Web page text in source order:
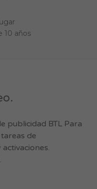
10 años
publicidad BTL Para
de